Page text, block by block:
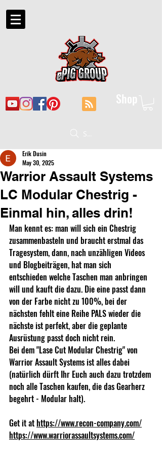
Shop
Suche
Warrior Assault Systems
LC Modular Chestrig -
Einmal hin, alles drin!
Erik Dusin
May 30, 2025
Man kennt es: man will sich ein Chestrig
zusammenbasteln und braucht erstmal das
Tragesystem, dann, nach unzähligen Videos
und Blogbeiträgen, hat man sich
entschieden welche Taschen man anbringen
will und kauft die dazu. Die eine passt dann
von der Farbe nicht zu 100%, bei der
nächsten fehlt eine Reihe PALS wieder die
nächste ist perfekt, aber die geplante
Ausrüstung passt doch nicht rein.
Bei dem "Lase Cut Modular Chestrig" von
Warrior Assault Systems ist alles dabei
(natürlich dürft Ihr Euch auch dazu trotzdem
noch alle Taschen kaufen, die das Gearherz
begehrt - Modular halt).
Get it at https://www.recon-company.com/
https://www.warriorassaultsystems.com/